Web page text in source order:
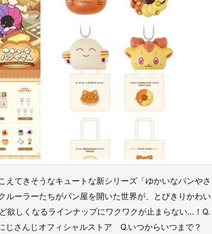
えてきそうなキュートな新シリーズ「ゆかいなパンやさ
ルーラーたちがパン屋を開いた世界が、とびきりかわい
欲しくなるラインナップにワクワクが止まらない…！Q.
じさんじオフィシャルストア Q.いつからいつまで？